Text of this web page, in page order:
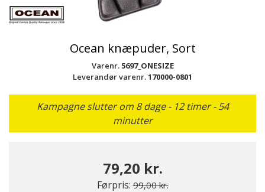
Ocean knæpuder, Sort
Varenr. 5697_ONESIZE
Leverandør varenr.170000-0801
Kampagne slutter om 8 dage - 12 timer - 54
minutter
79,20 kr.
Førpris: Pris nedsat fra
99,00 kr.til